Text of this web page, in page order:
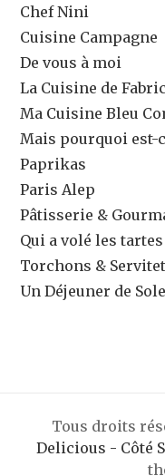
Chef Nini
Cuisine Campagne
De vous à moi
La Cuisine de
Ma Cuisine Bleu
Mais pourquoi est-
Paprikas
Paris Alep
Pâtisserie &
Qui a volé les tartes
Torchons &
Un Déjeuner de
Tous droits
Delicious - Côté